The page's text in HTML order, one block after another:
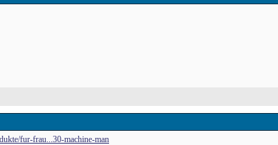
fur-frau...30-machine-man